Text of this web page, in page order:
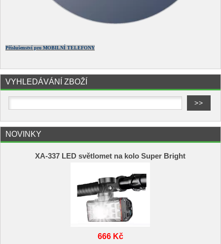
Příslušenství pro MOBILNÍ TELEFONY
VYHLEDÁVÁNÍ ZBOŽÍ
NOVINKY
XA-337 LED světlomet na kolo Super Bright
666 Kč